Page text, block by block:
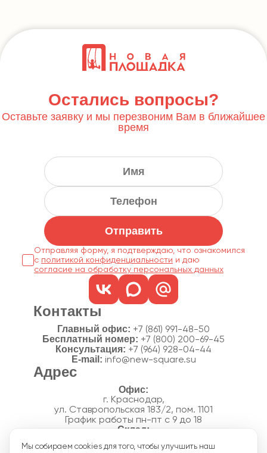
Остались вопросы?
Оставьте заявку и мы перезвоним Вам в ближайшее
время
Отправить
Отправляя форму, я подтверждаю, что ознакомился
с политикой конфиденциальности
согласие на обработку персональных данных
Контакты
Главный офис: +7 (861) 991-48-50
Бесплатный номер: +7 (800) 200-69-45
Консультация: +7 (964) 928-04-44
E-mail: info@new-square.su
Адрес
г. Краснодар,
ул. Ставропольская 183/2, пом. 1101
График работы пн-пт с 9 до 18
п. Новознаменский, ул.Производственная, 15
Мы собираем cookies для того, чтобы улучшить наш